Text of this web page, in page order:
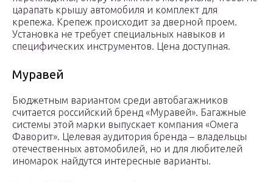
царапать крышу автомобиля и комплект для
крепежа. Крепеж происходит за дверной проем.
Установка не требует специальных навыков и
специфических инструментов. Цена доступная.
Муравей
Бюджетным вариантом среди автобагажников
считается российский бренд «Муравей». Багажные
системы этой марки выпускает компания «Омега
Фаворит». Целевая аудитория бренда – владельцы
отечественных автомобилей, но и для любителей
иномарок найдутся интересные варианты.